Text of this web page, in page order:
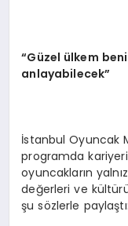
“Güzel ülkem
anlayabilecek”
İstanbul Oyuncak
programda
oyuncakların
değerleri ve
şu sözlerle paylaştı: